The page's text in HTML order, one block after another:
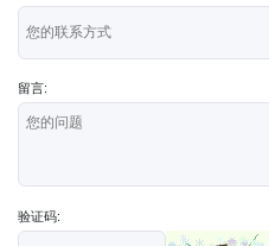
留言:
验证码: